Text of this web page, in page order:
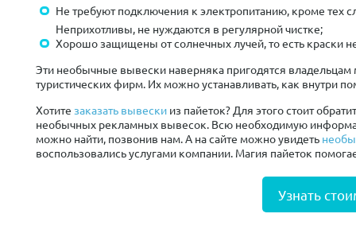
Не требуют подключения к электропитанию, кроме тех
Неприхотливы, не нуждаются в регулярной чистке;
Хорошо защищены от солнечных лучей, то есть краски
Эти необычные вывески наверняка пригодятся
туристических фирм. Их можно устанавливать, как внутри
Хотите заказать вывески из пайеток? Для этого стоит
необычных рекламных вывесок. Всю необходимую
можно найти, позвонив нам. А на сайте можно увидеть
воспользовались услугами компании. Магия пайеток
Узнать